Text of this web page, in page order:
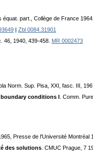
équat. part., Collège de France 1964.
Zbl 0084.31901
46, 1940, 439-458. MR 0002473
Norm. Sup. Pisa, XXI, fasc. III,
conditions I
. Comm.
Presse de l'Université Montréal
des solutions . CMUC Prague, 7